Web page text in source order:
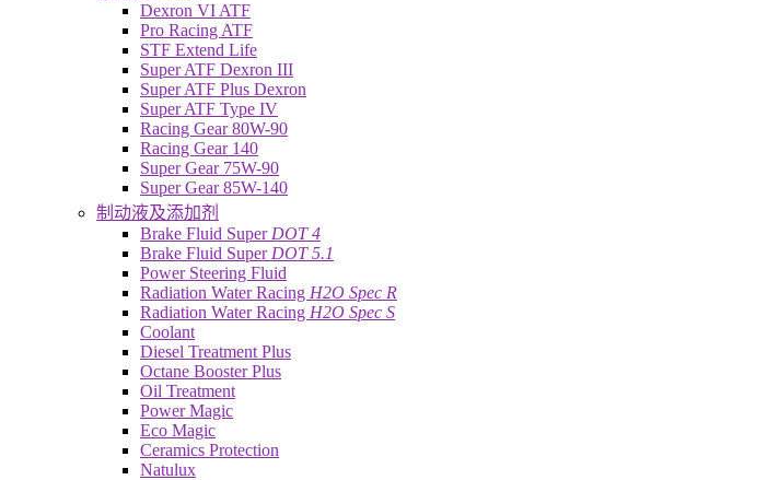
Dexron VI ATF
Pro Racing ATF
STF Extend Life
Super ATF Dexron III
Super ATF Plus Dexron
Super ATF Type IV
Racing Gear 80W-90
Racing Gear 140
Super Gear 75W-90
Super Gear 85W-140
制动液及添加剂
Brake Fluid Super DOT 4
Brake Fluid Super DOT 5.1
Power Steering Fluid
Radiation Water Racing H2O Spec R
Radiation Water Racing H2O Spec S
Coolant
Diesel Treatment Plus
Octane Booster Plus
Oil Treatment
Power Magic
Eco Magic
Ceramics Protection
Natulux